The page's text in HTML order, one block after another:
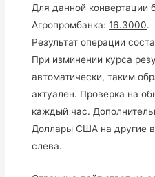
Для данной конвертации
Агропромбанка:16.3000.
Результат операции
При изминении курса
автоматически, таким
актуален. Проверка на
каждый час.
Доллары США на другие
слева.